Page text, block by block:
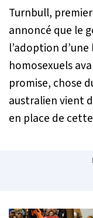
Turnbull,
annoncé que le
l’adoption
homosexuels
promise, chose
australien vient
en place de